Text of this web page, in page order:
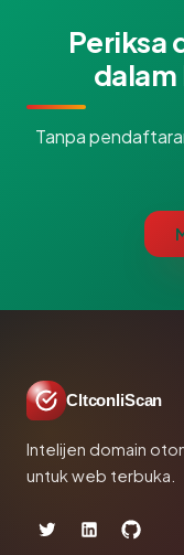
Periksa
Tanpa
CltconliScan
Intelijen domain
untuk web terbuka.